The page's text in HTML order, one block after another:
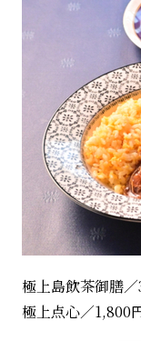
極上島飲茶御膳／
極上点心／1,800